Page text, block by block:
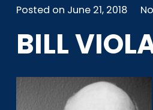
Posted on June 21, 2018
BILL